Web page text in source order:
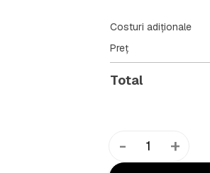
Costuri adiționale
Preț
Total
+
-